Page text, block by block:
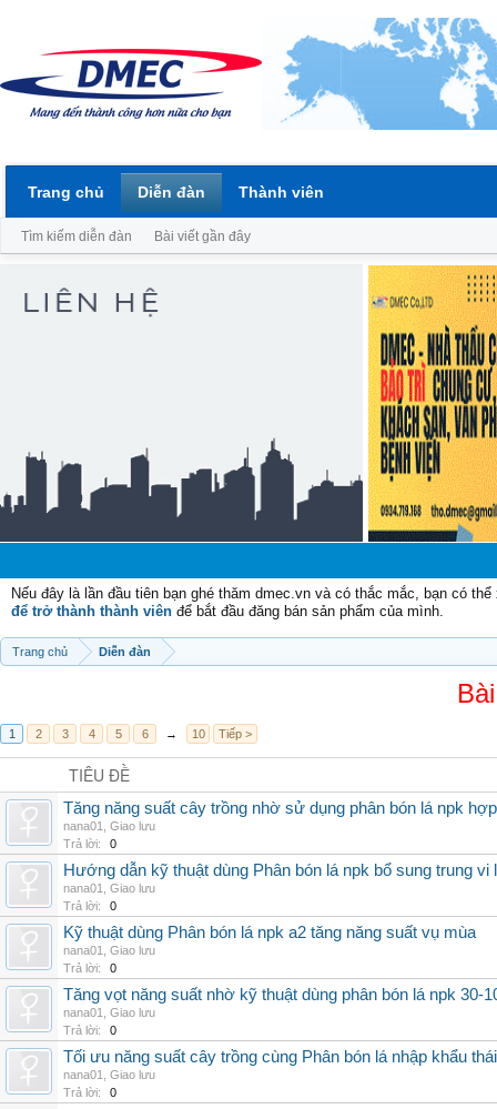
Nếu đây là lần đầu tiên bạn ghé thăm dmec.vn và có thắc mắc, bạn có
để trở thành thành viên để bắt đầu đăng bán sản phẩm của mình.
Trang chủ Diễn đàn
1 2 3 4 5 6 → 10 Tiếp >
TIÊU ĐỀ
Tăng năng suất cây trồng nhờ sử dụng phân bón lá npk
nana01
Giao lưu
Trả lời:
0
Hướng dẫn kỹ thuật dùng Phân bón lá npk bổ sung trung vi
nana01
Giao lưu
Trả lời:
0
Kỹ thuật dùng Phân bón lá npk a2 tăng năng suất vụ mùa
nana01
Giao lưu
Trả lời:
0
Tăng vọt năng suất nhờ kỹ thuật dùng phân bón lá npk 30-
nana01
Giao lưu
Trả lời:
0
Tối ưu năng suất cây trồng cùng Phân bón lá nhập khẩu
nana01
Giao lưu
Trả lời:
0
Trang chủ Diễn đàn
Tìm kiếm diễn đàn Bài viết gần đây
Thành viên